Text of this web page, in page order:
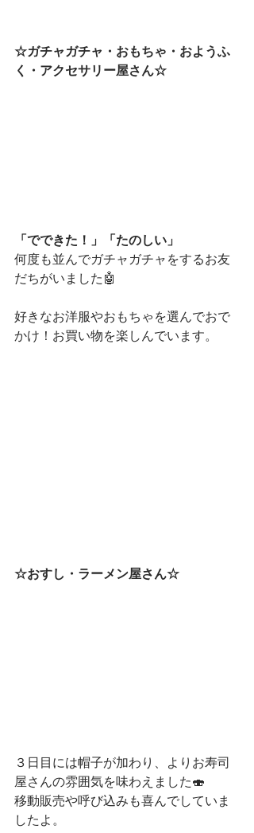
☆ガチャガチャ・おもちゃ・おようふ
く・アクセサリー屋さん☆
「でできた！」「たのしい」
何度も並んでガチャガチャをするお友
だちがいました🤖
好きなお洋服やおもちゃを選んでおで
かけ！お買い物を楽しんでいます。
☆おすし・ラーメン屋さん☆
３日目には帽子が加わり、よりお寿司
屋さんの雰囲気を味わえました🍣
移動販売や呼び込みも喜んでしていま
したよ。